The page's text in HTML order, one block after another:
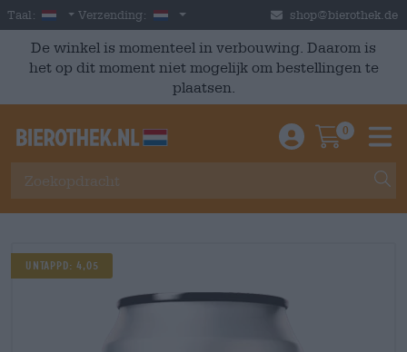
Skip to main content
Taal: Dutch
Verzending: Nederland shop@bierothek.de
De winkel is momenteel in verbouwing. Daarom is
het op dit moment niet mogelijk om bestellingen te
plaatsen.
Einloggen /
0
UNTAPPD: 4,05